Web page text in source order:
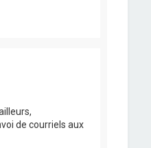
de courriels aux